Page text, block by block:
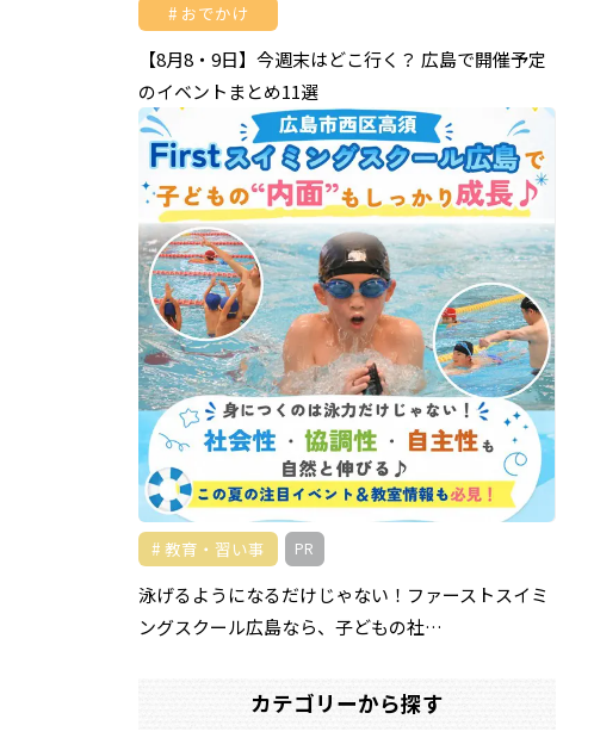
おでかけ
【8月8・9日】今週末はどこ行く？ 広島で開催予定
のイベントまとめ11選
教育・習い事 PR
泳げるようになるだけじゃない！ファーストスイミ
ングスクール広島なら、子どもの社…
カテゴリーから探す